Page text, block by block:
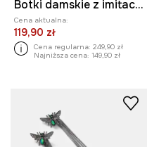
Botki damskie z imitacji skóry
Cena aktualna:
119,90 zł
Cena regularna: 249,90 zł
Najniższa cena: 149,90 zł